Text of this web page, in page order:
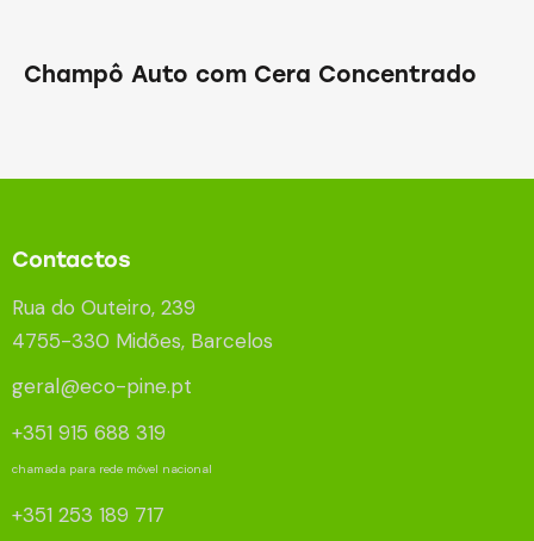
Champô Auto com Cera Concentrado
Contactos
Rua do Outeiro, 239
4755-330 Midões, Barcelos
geral@eco-pine.pt
+351 915 688 319
chamada para rede móvel nacional
+351 253 189 717